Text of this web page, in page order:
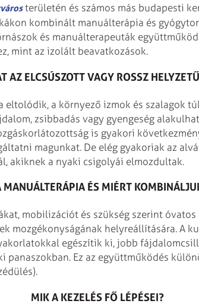
területén és számos más budapesti
kombinált manuálterápia és
és manuálterapeuták
mint az izolált beavatkozások.
AZ ELCSÚSZOTT VAGY ROSSZ
eltolódik, a környező izmok és szalagok
zsibbadás vagy gyengeség
is gyakori
magunkat. De elég gyakoriak az
akiknek a nyaki csigolyái elmozdultak.
ÉS MIÉRT
mobilizációt és szükség szerint
mozgékonyságának helyreállítására. A
egészítik ki, jobb
panaszokban. Ez az együttműködés
MIK A KEZELÉS FŐ LÉPÉSEI?